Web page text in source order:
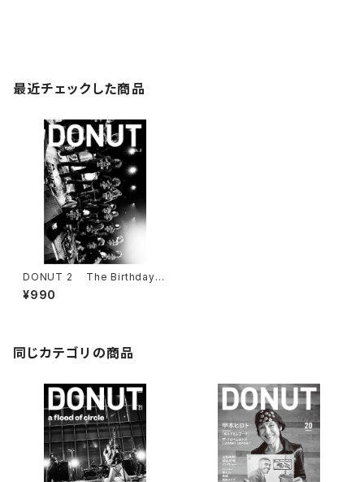
最近チェックした商品
DONUT 2 The Birthday「2
012.12.19 VISION 日本武道
館」
¥990
同じカテゴリの商品